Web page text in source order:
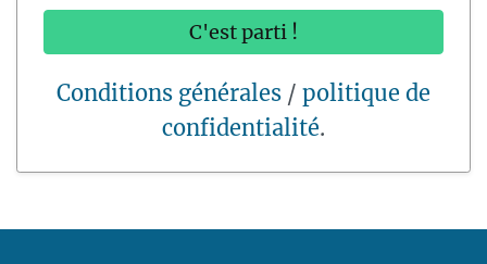
C'est parti !
Conditions générales / politique de
confidentialité.